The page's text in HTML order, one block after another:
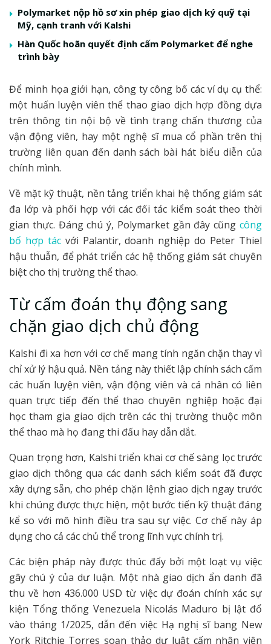
Polymarket nộp hồ sơ xin phép giao dịch ký quỹ tại
Mỹ, cạnh tranh với Kalshi
Hàn Quốc hoãn quyết định cấm Polymarket để nghe
trình bày
Để minh họa giới hạn, công ty công bố các ví dụ cụ thể:
một huấn luyện viên thể thao giao dịch hợp đồng dựa
trên thông tin nội bộ về tình trạng chấn thương của
vận động viên, hay một nghệ sĩ mua cổ phần trên thị
trường liên quan đến danh sách bài hát biểu diễn của
chính mình.
Về mặt kỹ thuật, nền tảng triển khai hệ thống giám sát
đa lớp và phối hợp với các đối tác kiểm soát theo thời
gian thực. Đáng chú ý, Polymarket gần đây cũng công
bố hợp tácvới Palantir, doanh nghiệp do Peter Thiel
hậu thuẫn, để phát triển các hệ thống giám sát chuyên
biệt cho thị trường thể thao.
Từ cấm đoán thụ động sang
chặn giao dịch chủ động
Kalshi đi xa hơn với cơ chế mang tính ngăn chặn thay vì
chỉ xử lý hậu quả. Nền tảng này thiết lập chính sách cấm
các huấn luyện viên, vận động viên và cá nhân có liên
quan trực tiếp đến thể thao chuyên nghiệp hoặc đại
học tham gia giao dịch trên các thị trường thuộc môn
thể thao mà họ đang thi đấu hay dẫn dắt.
Quan trọng hơn, Kalshi triển khai cơ chế sàng lọc trước
giao dịch thông qua các danh sách kiểm soát đã được
xây dựng sẵn, cho phép chặn lệnh giao dịch ngay trước
khi chúng được thực hiện, một bước tiến kỹ thuật đáng
kể so với mô hình điều tra sau sự việc. Cơ chế này áp
dụng cho cả các chủ thể trong lĩnh vực chính trị.
Các biện pháp này được thúc đẩy bởi một loạt vụ việc
gây chú ý của dư luận. Một nhà giao dịch ẩn danh đã
thu về hơn 436.000 USD từ việc dự đoán chính xác sự
kiện Tổng thống Venezuela Nicolás Maduro bị lật đổ
vào tháng 1/2025, dẫn đến việc Hạ nghị sĩ bang New
York Ritchie Torres soạn thảo dự luật cấm nhân viên